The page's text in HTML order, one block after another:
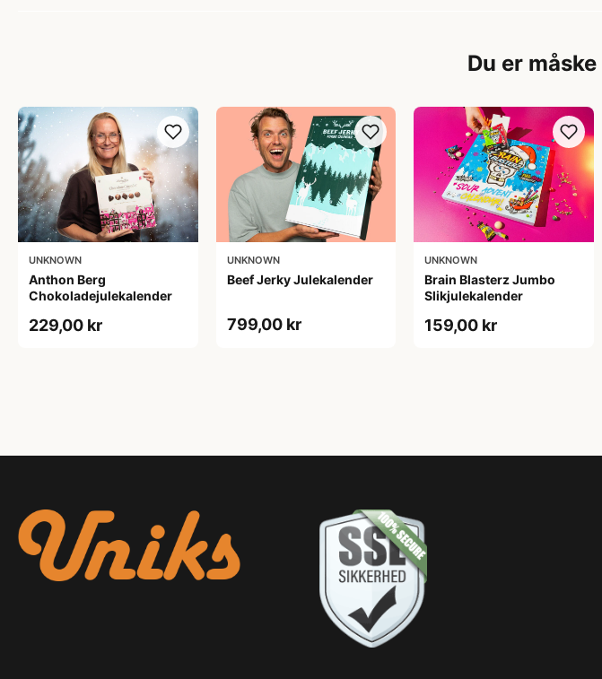
Du er
UNKNOWN
Anthon Berg
Chokoladejulekalender
229,00 kr
UNKNOWN
Beef Jerky Julekalender
799,00 kr
UNKNOWN
Brain Blasterz Jumbo
Slikjulekalender
159,00 kr